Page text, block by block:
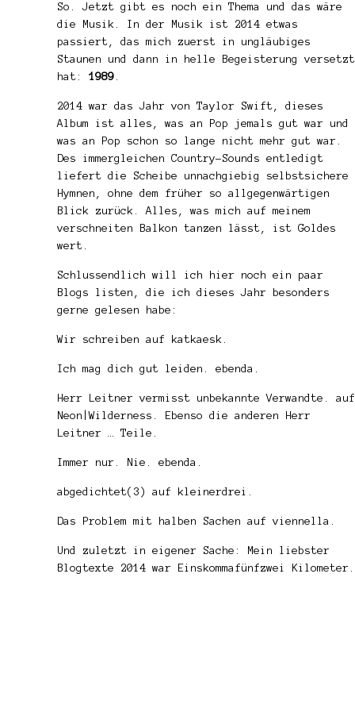
So. Jetzt gibt es noch ein Thema und das wäre
die Musik. In der Musik ist 2014 etwas
passiert, das mich zuerst in ungläubiges
Staunen und dann in helle Begeisterung versetzt
hat: 1989 .
2014 war das Jahr von Taylor Swift, dieses
Album ist alles, was an Pop jemals gut war und
was an Pop schon so lange nicht mehr gut war.
Des immergleichen Country-Sounds entledigt
liefert die Scheibe unnachgiebig selbstsichere
Hymnen, ohne dem früher so allgegenwärtigen
Blick zurück. Alles, was mich auf meinem
verschneiten Balkon tanzen lässt, ist Goldes
wert.
Schlussendlich will ich hier noch ein paar
Blogs listen, die ich dieses Jahr besonders
gerne gelesen habe:
Wir schreiben auf katkaesk.
Ich mag dich gut leiden. ebenda.
Herr Leitner vermisst unbekannte Verwandte.
auf
Neon|Wilderness. Ebenso die anderen Herr
Leitner … Teile.
Immer nur. Nie. ebenda.
abgedichtet(3) auf kleinerdrei.
Das Problem mit halben Sachen auf viennella.
Und zuletzt in eigener Sache: Mein liebster
Blogtexte 2014 war
Einskommafünfzwei Kilometer.